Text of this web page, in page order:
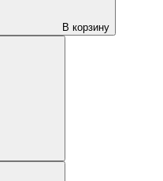
В корзину